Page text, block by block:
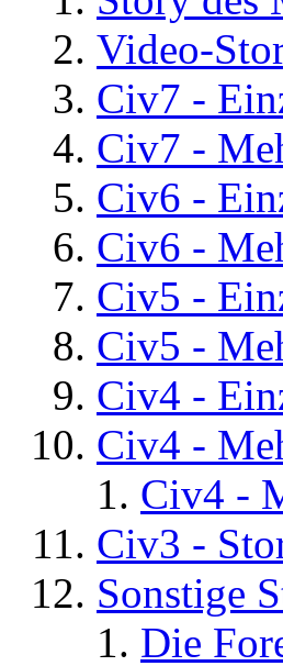
Video-
Civ7 -
Civ7 -
Civ6 -
Civ6 -
Civ5 -
Civ5 -
Civ4 -
Civ4 -
Civ4 -
Civ3 -
Sonstige
Die